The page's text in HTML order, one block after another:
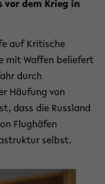
dem Krieg in
auf Kritische
mit Waffen beliefert
durch
Häufung von
dass die Russland
Flughäfen
selbst.